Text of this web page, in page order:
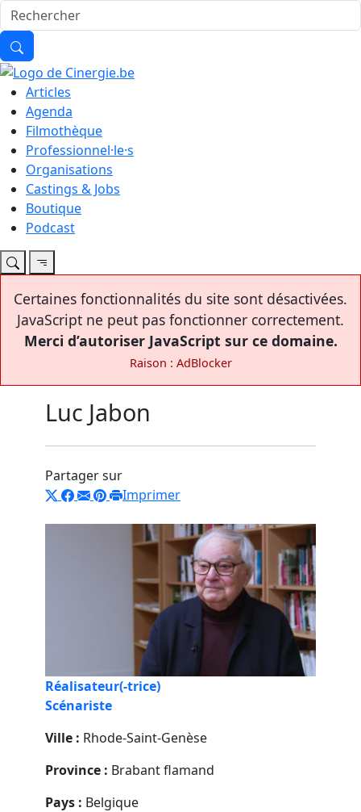
Articles
Agenda
Filmothèque
Professionnel·le·s
Organisations
Castings & Jobs
Boutique
Podcast
Certaines fonctionnalités du site sont désactivées.
JavaScript ne peut pas fonctionner correctement.
Merci d’autoriser JavaScript sur ce domaine.
Raison : AdBlocker
Luc Jabon
Partager sur
Imprimer
Réalisateur(-trice)
Scénariste
Ville : Rhode-Saint-Genèse
Province : Brabant flamand
Pays : Belgique